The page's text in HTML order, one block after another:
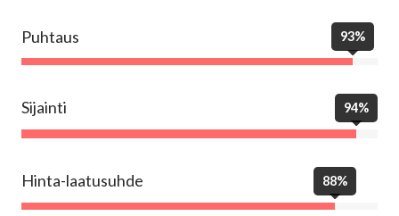
Puhtaus 93%
Sijainti 94%
Hinta-laatusuhde 88%